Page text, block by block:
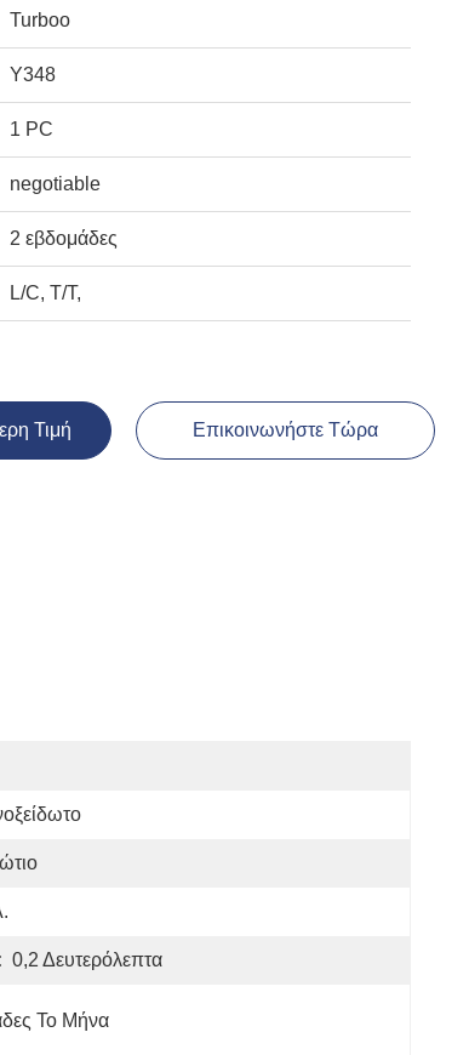
Turboo
Y348
1 PC
negotiable
2 εβδομάδες
L/C, T/T,
Τιμή Επικοινωνήστε Τώρα
0,2 Δευτερόλεπτα
Το Μήνα